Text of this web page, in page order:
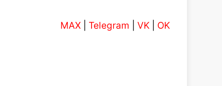
MAX Telegram VK OK